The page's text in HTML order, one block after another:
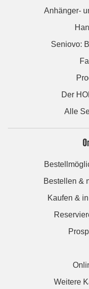
Anhänger-
Seniovo:
Der
Alle
Bestellen &
Kaufen &
Weitere